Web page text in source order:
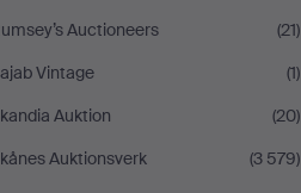
Auctioneers
(21)
Vintage
(1)
Auktion
(20)
Auktionsverk
(3 579)